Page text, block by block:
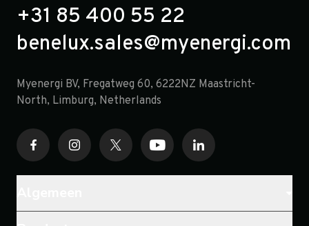
+31 85 400 55 22
benelux.sales@myenergi.com
Myenergi BV, Fregatweg 60, 6222NZ Maastricht-
North, Limburg, Netherlands